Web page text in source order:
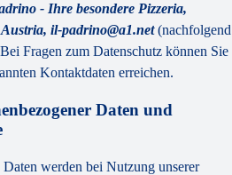
- Ihre besondere Pizzeria,
il-padrino@a1.net(nachfolgend
Fragen zum Datenschutz können Sie
Kontaktdaten erreichen.
Daten und
werden bei Nutzung unserer